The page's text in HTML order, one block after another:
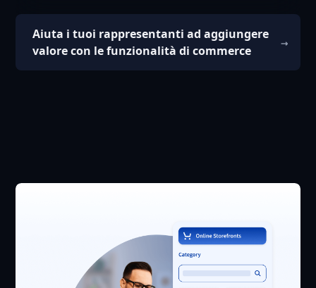
Aiuta i tuoi rappresentanti ad aggiungere
valore con le funzionalità di commerce